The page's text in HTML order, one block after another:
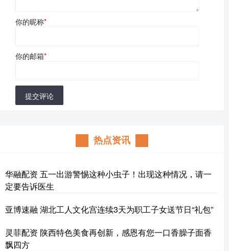
你的昵称*
你的邮箱*
提交评论
热点资讯
华融配资 五一出游警惕这种小虫子！出现这种情况，请一
定要告诉医生
亚博速融 湖北工人文化宫连续3天为职工子女送节日“礼包”
灵菲配资 陕西特色美食再创新，感恩有您一口香臊子面香
飘四方